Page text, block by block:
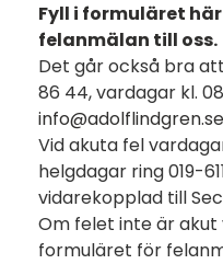
Fyll i formuläret
felanmälan till oss.
Det går också bra
86 44, vardagar kl.
info@adolflindgren.se
Vid akuta fel
helgdagar ring 019-
vidarekopplad till
Om felet inte är akut
formuläret för